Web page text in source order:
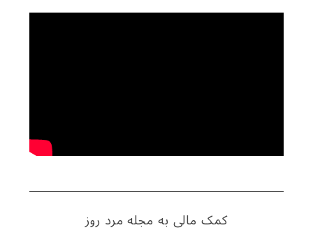
کمک مالی به مجله مرد روز